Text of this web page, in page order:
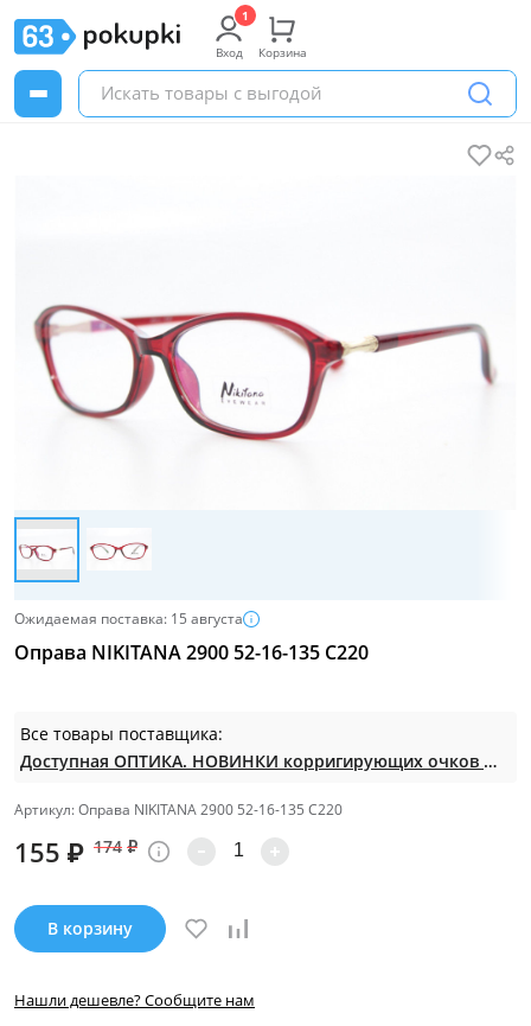
Вход Корзина
Ожидаемая поставка: 15 августа
Оправа NIKITANA 2900 52-16-135 С220
Все товары поставщика:
Доступная ОПТИКА. НОВИНКИ корригирующих очков по СУПЕР ценам. Таких нет на МП.
Артикул: Оправа NIKITANA 2900 52-16-135 С220
155 ₽ 174 ₽
В корзину
Нашли дешевле? Сообщите нам